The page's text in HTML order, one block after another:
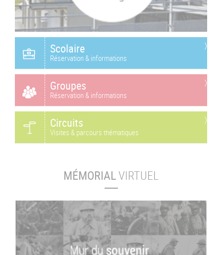
Scolaire
Réservation & informations
Groupes
Réservation & informations
Circuits
Visites & parcours thématiques
MÉMORIALVIRTUEL